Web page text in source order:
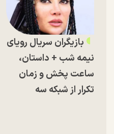
بازیگران سریال رویای
نیمه شب + داستان،
ساعت پخش و زمان
تکرار از شبکه سه